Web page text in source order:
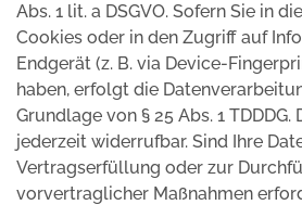
Abs. 1 lit. a DSGVO. Sofern Sie in
Cookies oder in den Zugriff auf
Endgerät (z. B. via Device-
haben, erfolgt die
Grundlage von § 25 Abs. 1
jederzeit widerrufbar. Sind Ihre
Vertragserfüllung oder zur
vorvertraglicher Maßnahmen